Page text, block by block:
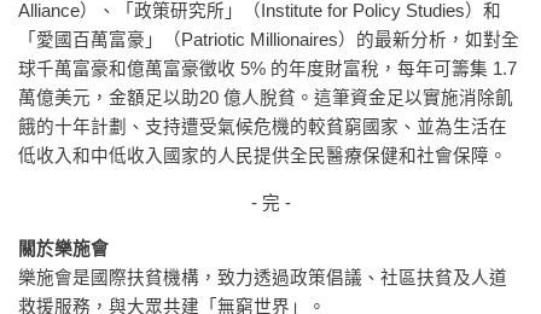
Alliance）、「政策研究所」（Institute for Policy Studies）和
「愛國百萬富豪」（Patriotic Millionaires）的最新分析，如對全
球千萬富豪和億萬富豪徵收 5% 的年度財富稅，每年可籌集 1.7
萬億美元，金額足以助20 億人脫貧。這筆資金足以實施消除飢
餓的十年計劃、支持遭受氣候危機的較貧窮國家、並為生活在
低收入和中低收入國家的人民提供全民醫療保健和社會保障。
- 完 -
關於樂施會
樂施會是國際扶貧機構，致力透過政策倡議、社區扶貧及人道
救援服務，與大眾共建「無窮世界」。